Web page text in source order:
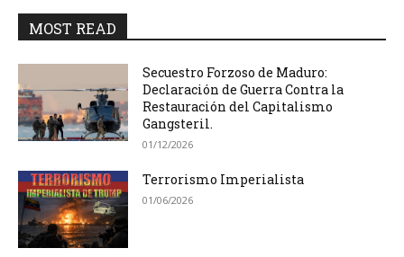
MOST READ
Secuestro Forzoso de Maduro:
Declaración de Guerra Contra la
Restauración del Capitalismo
Gangsteril.
01/12/2026
Terrorismo Imperialista
01/06/2026